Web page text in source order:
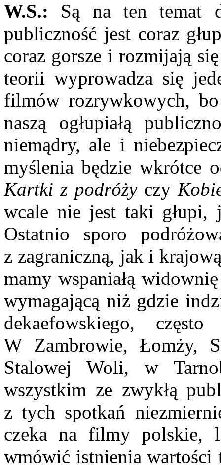
W.S.: Są na ten temat
publiczność jest coraz
co­raz gorsze i rozmijają
teorii wyprowa­dza się
filmów rozrywkowych,
naszą ogłupiałą
niemądry, ale i
myślenia będzie wkrótce
Kartki z podróżyczy
wcale nie jest taki głupi,
Ostatnio sporo
z zagraniczną, jak i
mamy wspaniałą
wyma­gającą niż gdzie
dekaefowskiego,
W Zambrowie, Łomży,
Stalowej Woli, w
wszystkim ze zwykłą
z tych spotkań
czeka na filmy polskie,
wmówić ist­nienia wartości